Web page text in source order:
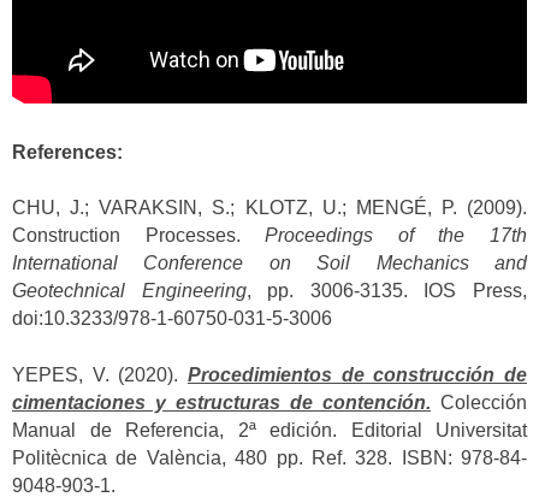
References:
CHU, J.; VARAKSIN, S.; KLOTZ, U.; MENGÉ, P. (2009).
Construction Processes.Proceedings of the 17th
International Conference on Soil Mechanics and
Geotechnical Engineering, pp. 3006-3135. IOS Press,
doi:10.3233/978-1-60750-031-5-3006
YEPES, V. (2020). Procedimientos de construcción de
cimentaciones y estructuras de contención. Colección
Manual de Referencia, 2ª edición. Editorial Universitat
Politècnica de València, 480 pp. Ref. 328. ISBN: 978-84-
9048-903-1.